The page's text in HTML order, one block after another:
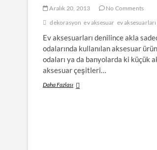
Aralık 20, 2013
No Comments
dekorasyon ev aksesuar ev aksesuarları
Ev aksesuarları denilince akla
odalarında kullanılan aksesuar
odaları ya da banyolarda ki küçük
aksesuar çeşitleri…
Daha FazlasıEv